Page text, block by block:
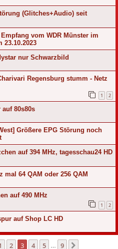
(Glitches+Audio) seit
vom WDR Münster im
23.10.2023
nur Schwarzbild
Regensburg stumm - Netz
1 2
auf 80s80s
Größere EPG Störung noch
auf 394 MHz, tagesschau24 HD
mal 64 QAM oder 256 QAM
auf 490 MHz
1 2
auf Shop LC HD
2 3 4 5 9